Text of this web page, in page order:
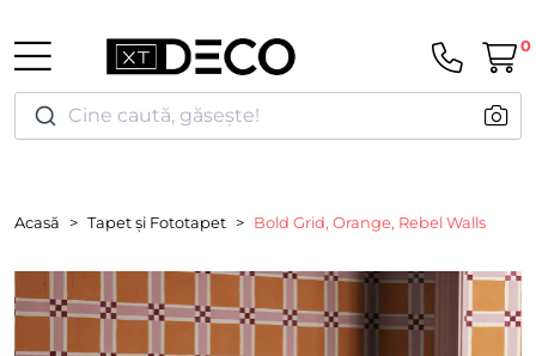
Cine caută, găsește!
0
Acasă Tapet și Fototapet Bold Grid, Orange, Rebel Walls